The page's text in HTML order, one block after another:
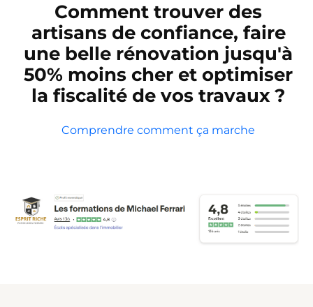
Comment trouver des
artisans de confiance, faire
une belle rénovation jusqu'à
50% moins cher et optimiser
la fiscalité de vos travaux ?
Comprendre comment ça marche